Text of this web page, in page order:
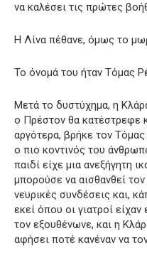
να καλέσει τις πρώτες
Η Λίνα πέθανε, όμως το
Το όνομά του ήταν Τόμας
Μετά το δυστύχημα, η
ο Πρέστον θα κατέστρεφε
αργότερα, βρήκε τον
ο πιο κοντινός του
παιδί είχε μια ανεξήγητη
μπορούσε να αισθανθεί
νευρικές συνδέσεις και,
εκεί όπου οι γιατροί
τον εξουθένωνε, και η
αφήσει ποτέ κανέναν να